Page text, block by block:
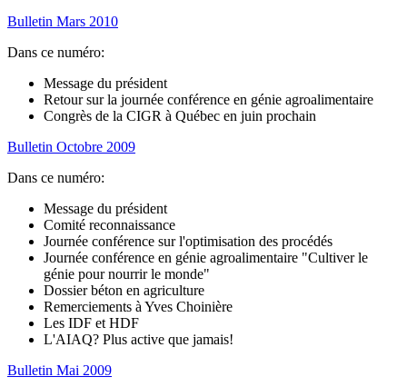
Bulletin Mars 2010
Dans ce numéro:
Message du président
Retour sur la journée conférence en génie agroalimentaire
Congrès de la CIGR à Québec en juin prochain
Bulletin Octobre 2009
Dans ce numéro:
Message du président
Comité reconnaissance
Journée conférence sur l'optimisation des procédés
Journée conférence en génie agroalimentaire "Cultiver le
génie pour nourrir le monde"
Dossier béton en agriculture
Remerciements à Yves Choinière
Les IDF et HDF
L'AIAQ? Plus active que jamais!
Bulletin Mai 2009